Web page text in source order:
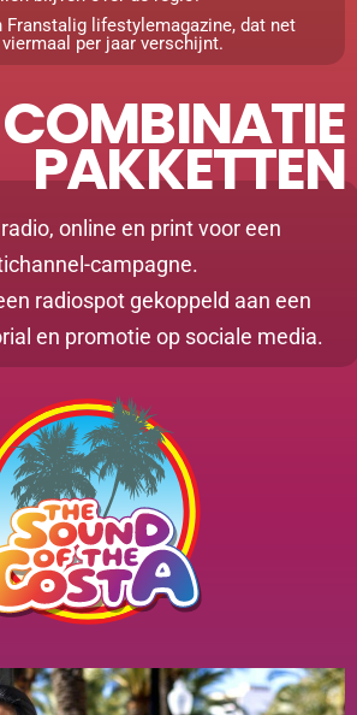
Franstalig lifestylemagazine, dat net
per jaar verschijnt.
COMBINATIE
PAKKETTEN
online en print voor een
campagne.
radiospot gekoppeld aan een
en promotie op sociale media.